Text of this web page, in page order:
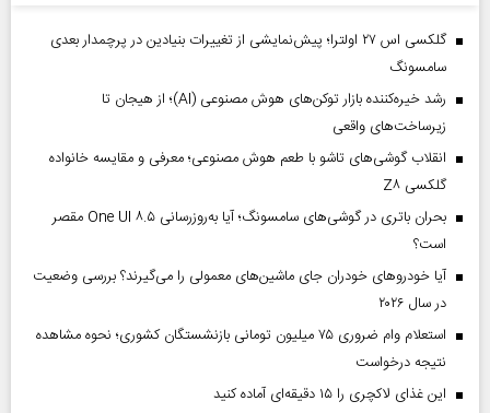
گلکسی اس ۲۷ اولترا؛ پیش‌نمایشی از تغییرات بنیادین در پرچمدار بعدی
سامسونگ
رشد خیره‌کننده بازار توکن‌های هوش مصنوعی (AI)؛ از هیجان تا
زیرساخت‌های واقعی
انقلاب گوشی‌های تاشو‌ با طعم هوش مصنوعی؛ معرفی و مقایسه خانواده
گلکسی Z۸
بحران باتری در گوشی‌های سامسونگ؛ آیا به‌روزرسانی One UI ۸.۵ مقصر
است؟
آیا خودروهای خودران جای ماشین‌های معمولی را می‌گیرند؟ بررسی وضعیت
در سال ۲۰۲۶
استعلام وام ضروری ۷۵ میلیون تومانی بازنشستگان کشوری؛ نحوه مشاهده
نتیجه درخواست
این غذای لاکچری را ۱۵ دقیقه‌ای آماده کنید